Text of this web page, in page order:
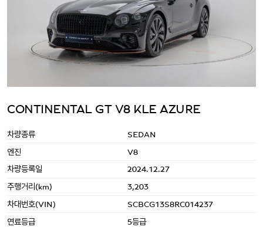
CONTINENTAL GT V8 KLE AZURE
차량종류 SEDAN
엔진 V8
차량등록일 2024.12.27
주행거리(km) 3,203
차대번호(VIN) SCBCG13S8RC014237
연료등급 5등급